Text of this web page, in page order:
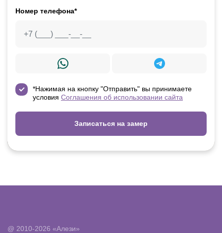
Номер телефона*
*Нажимая на кнопку "Отправить" вы принимаете
условия Соглашения об использовании сайта
Записаться на замер
@ 2010-2026 «Алези»